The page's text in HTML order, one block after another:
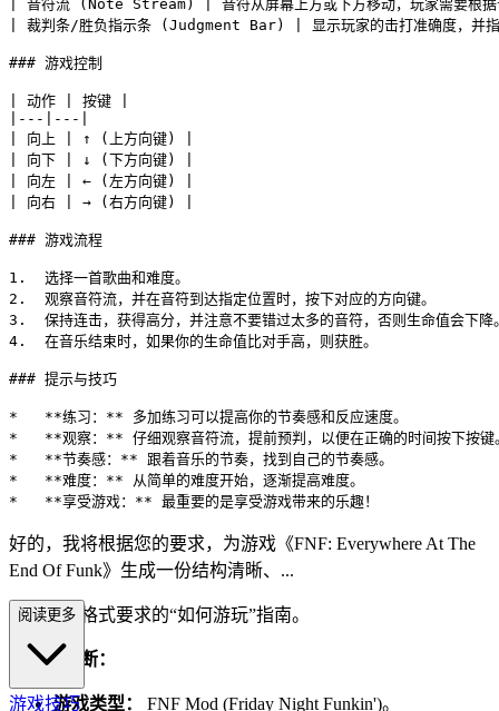
| 音符流 (Note Stream) | 音符从屏幕上方或下方移动，玩家需要根据
| 裁判条/胜负指示条 (Judgment Bar) | 显示玩家的击打准确度，并
### 游戏控制
| 动作 | 按键 |
|---|---|
| 向上 | ↑ (上方向键) |
| 向下 | ↓ (下方向键) |
| 向左 | ← (左方向键) |
| 向右 | → (右方向键) |
### 游戏流程
1.  选择一首歌曲和难度。
2.  观察音符流，并在音符到达指定位置时，按下对应的方向键。
3.  保持连击，获得高分，并注意不要错过太多的音符，否则生命值会下降
4.  在音乐结束时，如果你的生命值比对手高，则获胜。
### 提示与技巧
*   **练习：** 多加练习可以提高你的节奏感和反应速度。
*   **观察：** 仔细观察音符流，提前预判，以便在正确的时间按下按键
*   **节奏感：** 跟着音乐的节奏，找到自己的节奏感。
*   **难度：** 从简单的难度开始，逐渐提高难度。
好的，我将根据您的要求，为游戏《FNF: Everywhere At The
End Of Funk》生成一份结构清晰、...
完全符合格式要求的“如何游玩”指南。
分析与推断：
游戏类型： FNF Mod (Friday Night Funkin')。
阅读更多
游戏技巧